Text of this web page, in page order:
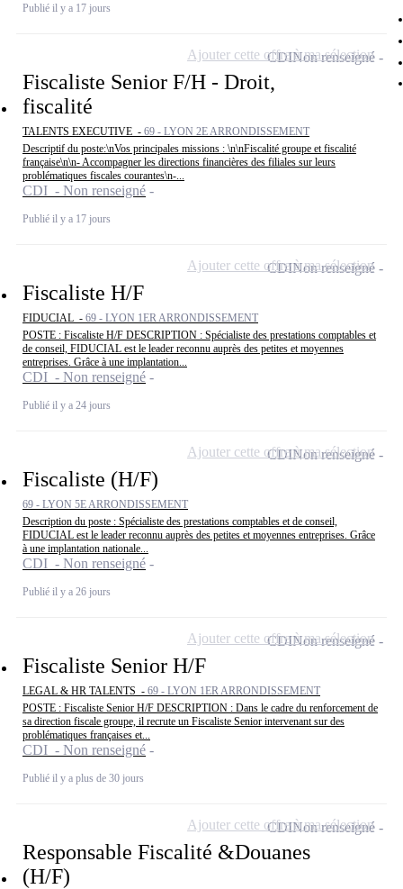
Publié il y a 17 jours
Fiscaliste Senior F/H - Droit,
fiscalité
TALENTS EXECUTIVE - 69 - LYON 2E ARRONDISSEMENT
Descriptif du poste:\nVos principales missions : \n\nFiscalité groupe et fiscalité
française\n\n- Accompagner les directions financières des filiales sur leurs
problématiques fiscales courantes\n-...
CDI - Non renseigné
Publié il y a 17 jours
CDINon renseigné
Ajouter cette offre à ma sélection
Fiscaliste H/F
FIDUCIAL - 69 - LYON 1ER ARRONDISSEMENT
POSTE : Fiscaliste H/F DESCRIPTION : Spécialiste des prestations comptables et
de conseil, FIDUCIAL est le leader reconnu auprès des petites et moyennes
entreprises. Grâce à une implantation...
CDI - Non renseigné
Publié il y a 24 jours
CDINon renseigné
Ajouter cette offre à ma sélection
Fiscaliste (H/F)
69 - LYON 5E ARRONDISSEMENT
Description du poste : Spécialiste des prestations comptables et de conseil,
FIDUCIAL est le leader reconnu auprès des petites et moyennes entreprises. Grâce
à une implantation nationale...
CDI - Non renseigné
Publié il y a 26 jours
CDINon renseigné
Ajouter cette offre à ma sélection
Fiscaliste Senior H/F
LEGAL & HR TALENTS - 69 - LYON 1ER ARRONDISSEMENT
POSTE : Fiscaliste Senior H/F DESCRIPTION : Dans le cadre du renforcement de
sa direction fiscale groupe, il recrute un Fiscaliste Senior intervenant sur des
problématiques françaises et...
CDI - Non renseigné
Publié il y a plus de 30 jours
CDINon renseigné
Ajouter cette offre à ma sélection
Responsable Fiscalité &Douanes
(H/F)
CDINon renseigné
Ajouter cette offre à ma sélection